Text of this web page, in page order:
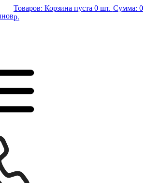
Товаров: Корзина пуста 0 шт. Сумма: 0
р.